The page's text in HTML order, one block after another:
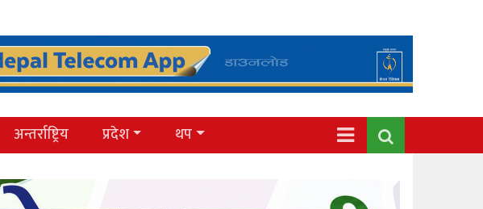
अन्तर्राष्ट्रिय प्रदेश थप